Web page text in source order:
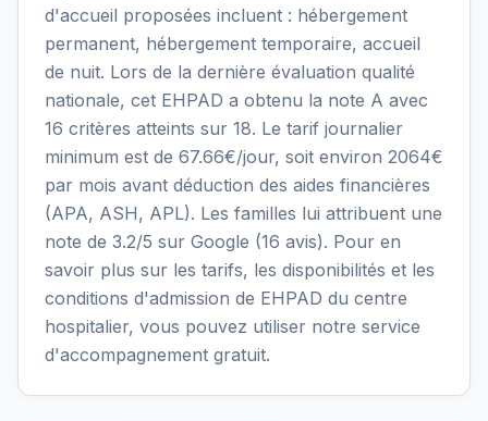
d'accueil proposées incluent : hébergement
permanent, hébergement temporaire, accueil
de nuit. Lors de la dernière évaluation qualité
nationale, cet EHPAD a obtenu la note A avec
16 critères atteints sur 18. Le tarif journalier
minimum est de 67.66€/jour, soit environ 2064€
par mois avant déduction des aides financières
(APA, ASH, APL). Les familles lui attribuent une
note de 3.2/5 sur Google (16 avis). Pour en
savoir plus sur les tarifs, les disponibilités et les
conditions d'admission de EHPAD du centre
hospitalier, vous pouvez utiliser notre service
d'accompagnement gratuit.